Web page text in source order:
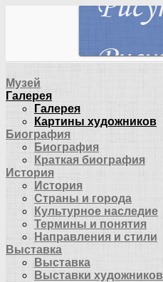
Музей
Галерея
Галерея
Картины художников
Биография
Биография
Краткая биография
История
История
Страны и города
Культурное наследие
Термины и понятия
Направления и стили
Выставка
Выставка
Выставки художников